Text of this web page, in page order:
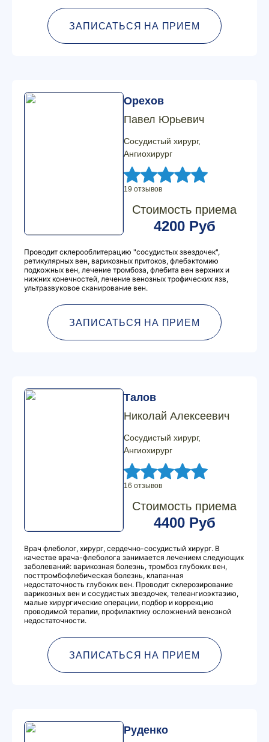
ЗАПИСАТЬСЯ НА ПРИЕМ
Орехов
Павел Юрьевич
Сосудистый хирург,
Ангиохирург
19 отзывов
Стоимость приема
4200 Руб
Проводит склерооблитерацию "сосудистых звездочек",
ретикулярных вен, варикозных притоков, флебэктомию
подкожных вен, лечение тромбоза, флебита вен верхних и
нижних конечностей, лечение венозных трофических язв,
ультразвуковое сканирование вен.
ЗАПИСАТЬСЯ НА ПРИЕМ
Талов
Николай Алексеевич
Сосудистый хирург,
Ангиохирург
16 отзывов
Стоимость приема
4400 Руб
Врач флеболог, хирург, сердечно-сосудистый хирург. В
качестве врача-флеболога занимается лечением следующих
заболеваний: варикозная болезнь, тромбоз глубоких вен,
посттромбофлебическая болезнь, клапанная
недостаточность глубоких вен. Проводит склерозирование
варикозных вен и сосудистых звездочек, телеангиоэктазию,
малые хирургические операции, подбор и коррекцию
проводимой терапии, профилактику осложнений венозной
недостаточности.
ЗАПИСАТЬСЯ НА ПРИЕМ
Руденко